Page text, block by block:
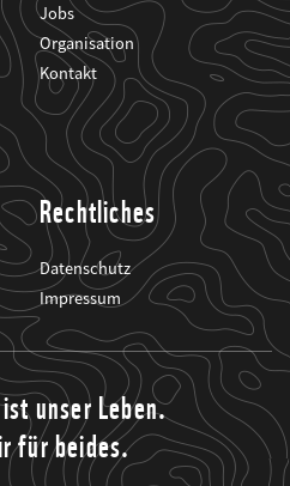
Jobs
Organisation
Kontakt
Rechtliches
Datenschutz
Impressum
unser Leben.
für beides.